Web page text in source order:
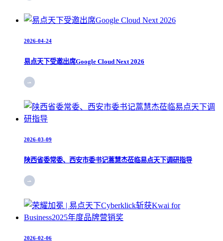
2026-04-24
易点天下受邀出席Google Cloud Next 2026
2026-03-09
陕西省委常委、西安市委书记蒿慧杰莅临易点天下调研指导
2026-02-06